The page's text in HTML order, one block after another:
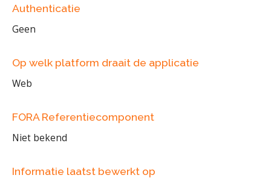
Authenticatie
Geen
Op welk platform draait de applicatie
Web
FORA Referentiecomponent
Niet bekend
Informatie laatst bewerkt op